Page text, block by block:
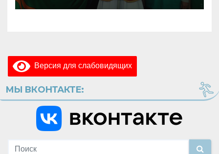
Версия для слабовидящих
МЫ ВКОНТАКТЕ: